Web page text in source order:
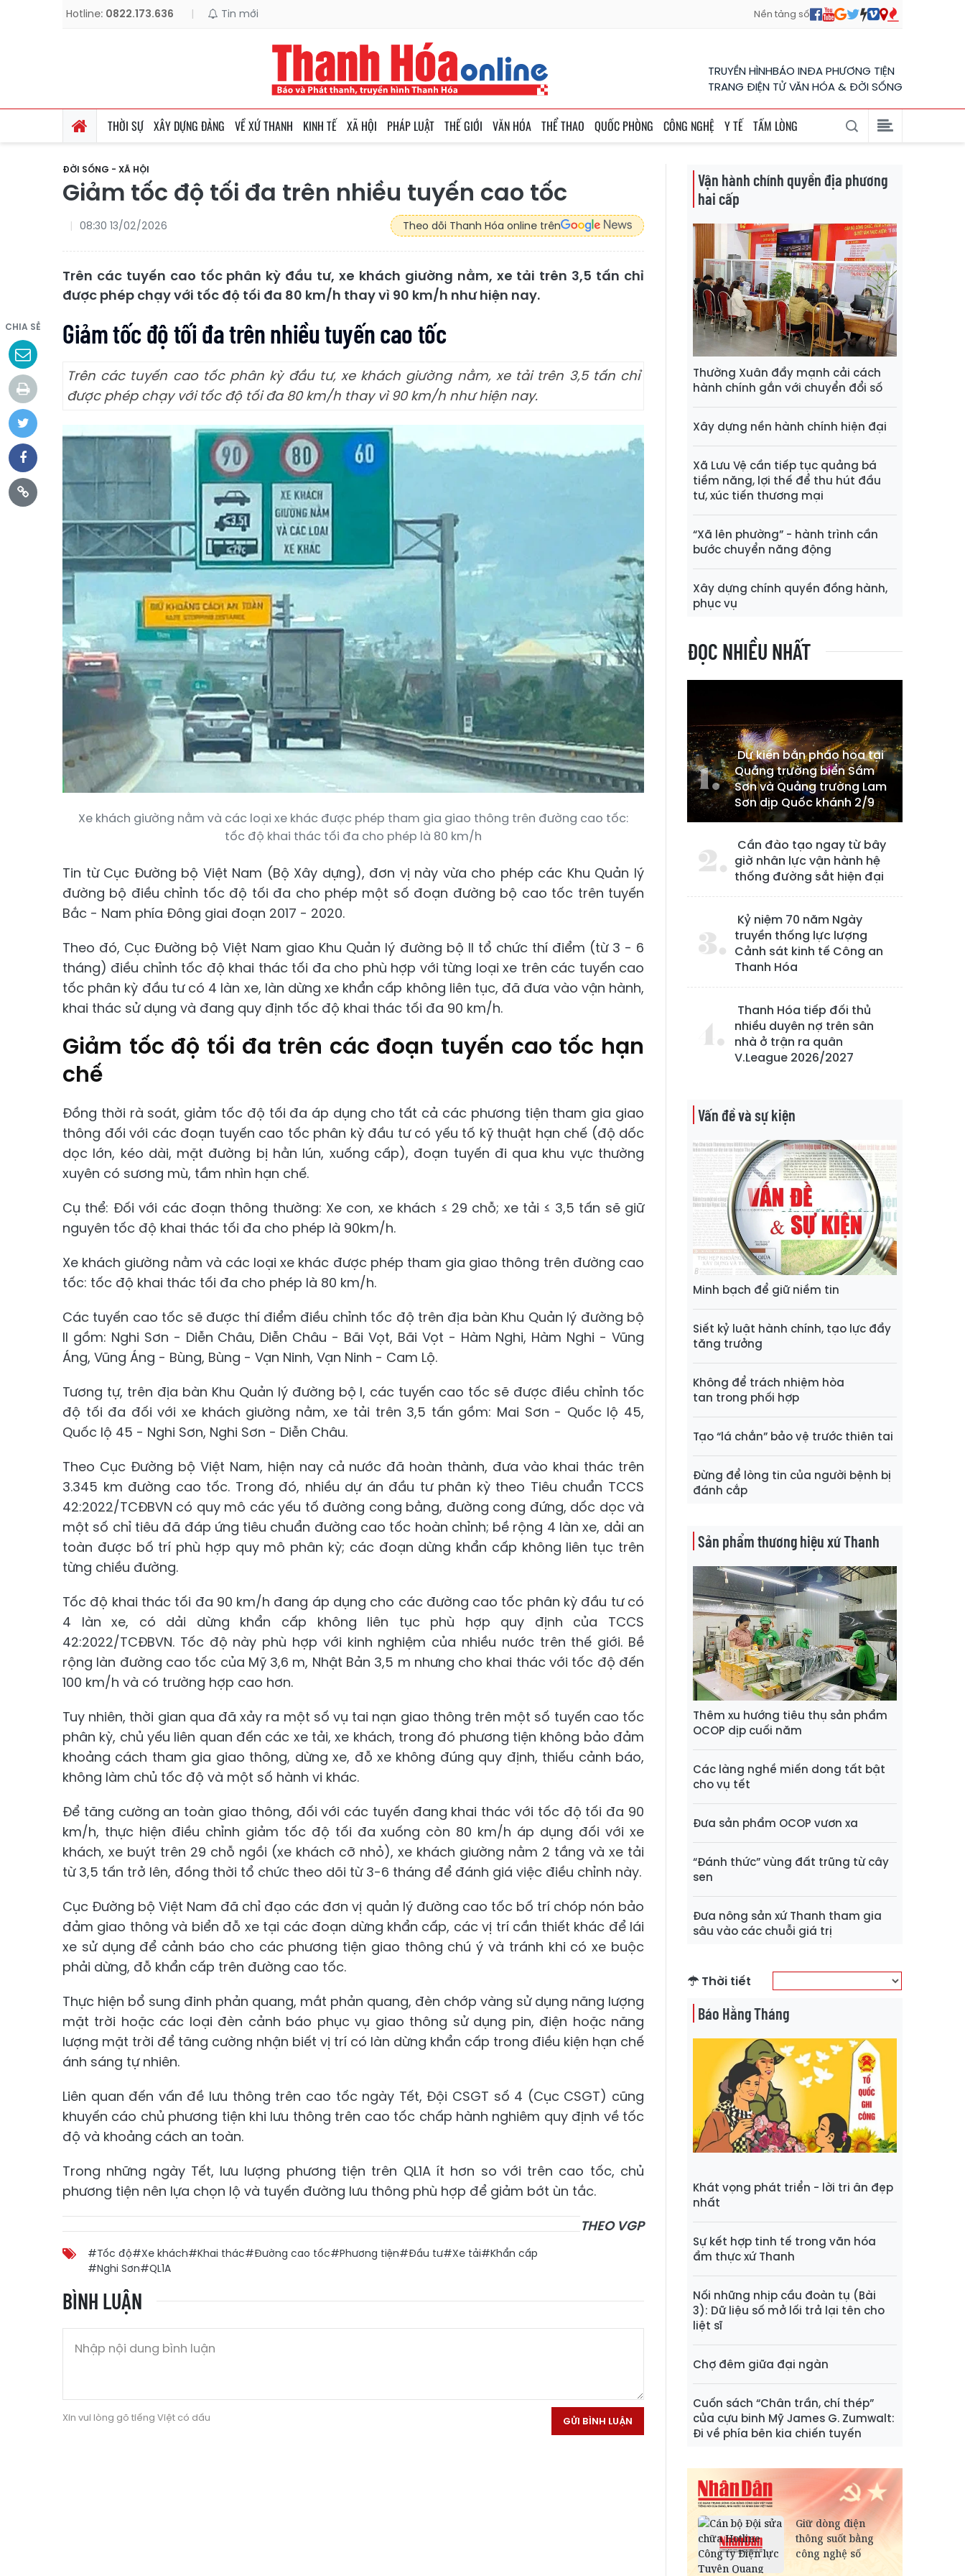
Hotline: 0822.173.636 | Tin mới Nền tảng số
TRUYỀN HÌNHBÁO INĐA PHƯƠNG TIỆN
TRANG ĐIỆN TỬ VĂN HÓA & ĐỜI SỐNG
THỜI SỰ XÂY DỰNG ĐẢNG VỀ XỨ THANH KINH TẾ XÃ HỘI PHÁP LUẬT THẾ GIỚI VĂN HÓA THỂ THAO QUỐC PHÒNG CÔNG NGHỆ Y TẾ TẤM LÒNG
ĐỜI SỐNG - XÃ HỘI
Giảm tốc độ tối đa trên nhiều tuyến cao tốc
08:30 13/02/2026 Theo dõi Thanh Hóa online trên
Trên các tuyến cao tốc phân kỳ đầu tư, xe khách giường nằm, xe tải trên 3,5 tấn chỉ
được phép chạy với tốc độ tối đa 80 km/h thay vì 90 km/h như hiện nay.
CHIA SẺ Giảm tốc độ tối đa trên nhiều tuyến cao tốc
Trên các tuyến cao tốc phân kỳ đầu tư, xe khách giường nằm, xe tải trên 3,5 tấn chỉ
được phép chạy với tốc độ tối đa 80 km/h thay vì 90 km/h như hiện nay.
Xe khách giường nằm và các loại xe khác được phép tham gia giao thông trên đường cao tốc:
tốc độ khai thác tối đa cho phép là 80 km/h
Tin từ Cục Đường bộ Việt Nam (Bộ Xây dựng), đơn vị này vừa cho phép các Khu Quản lý
đường bộ điều chỉnh tốc độ tối đa cho phép một số đoạn đường bộ cao tốc trên tuyến
Bắc - Nam phía Đông giai đoạn 2017 - 2020.
Theo đó, Cục Đường bộ Việt Nam giao Khu Quản lý đường bộ II tổ chức thí điểm (từ 3 - 6
tháng) điều chỉnh tốc độ khai thác tối đa cho phù hợp với từng loại xe trên các tuyến cao
tốc phân kỳ đầu tư có 4 làn xe, làn dừng xe khẩn cấp không liên tục, đã đưa vào vận hành,
khai thác sử dụng và đang quy định tốc độ khai thác tối đa 90 km/h.
Giảm tốc độ tối đa trên các đoạn tuyến cao tốc hạn
chế
Đồng thời rà soát, giảm tốc độ tối đa áp dụng cho tất cả các phương tiện tham gia giao
thông đối với các đoạn tuyến cao tốc phân kỳ đầu tư có yếu tố kỹ thuật hạn chế (độ dốc
dọc lớn, kéo dài, mặt đường bị hằn lún, xuống cấp), đoạn tuyến đi qua khu vực thường
xuyên có sương mù, tầm nhìn hạn chế.
Cụ thể: Đối với các đoạn thông thường: Xe con, xe khách ≤ 29 chỗ; xe tải ≤ 3,5 tấn sẽ giữ
nguyên tốc độ khai thác tối đa cho phép là 90km/h.
Xe khách giường nằm và các loại xe khác được phép tham gia giao thông trên đường cao
tốc: tốc độ khai thác tối đa cho phép là 80 km/h.
Các tuyến cao tốc sẽ được thí điểm điều chỉnh tốc độ trên địa bàn Khu Quản lý đường bộ
II gồm: Nghi Sơn - Diễn Châu, Diễn Châu - Bãi Vọt, Bãi Vọt - Hàm Nghi, Hàm Nghi - Vũng
Áng, Vũng Áng - Bùng, Bùng - Vạn Ninh, Vạn Ninh - Cam Lộ.
Tương tự, trên địa bàn Khu Quản lý đường bộ I, các tuyến cao tốc sẽ được điều chỉnh tốc
độ tối đa đối với xe khách giường nằm, xe tải trên 3,5 tấn gồm: Mai Sơn - Quốc lộ 45,
Quốc lộ 45 - Nghi Sơn, Nghi Sơn - Diễn Châu.
Theo Cục Đường bộ Việt Nam, hiện nay cả nước đã hoàn thành, đưa vào khai thác trên
3.345 km đường cao tốc. Trong đó, nhiều dự án đầu tư phân kỳ theo Tiêu chuẩn TCCS
42:2022/TCĐBVN có quy mô các yếu tố đường cong bằng, đường cong đứng, dốc dọc và
một số chỉ tiêu đã đáp ứng tiêu chuẩn đường cao tốc hoàn chỉnh; bề rộng 4 làn xe, dải an
toàn được bố trí phù hợp quy mô phân kỳ; các đoạn dừng khẩn cấp không liên tục trên
từng chiều đường.
Tốc độ khai thác tối đa 90 km/h đang áp dụng cho các đường cao tốc phân kỳ đầu tư có
4 làn xe, có dải dừng khẩn cấp không liên tục phù hợp quy định của TCCS
42:2022/TCĐBVN. Tốc độ này phù hợp với kinh nghiệm của nhiều nước trên thế giới. Bề
rộng làn đường cao tốc của Mỹ 3,6 m, Nhật Bản 3,5 m nhưng cho khai thác với tốc độ đến
100 km/h và có trường hợp cao hơn.
Tuy nhiên, thời gian qua đã xảy ra một số vụ tai nạn giao thông trên một số tuyến cao tốc
phân kỳ, chủ yếu liên quan đến các xe tải, xe khách, trong đó phương tiện không bảo đảm
khoảng cách tham gia giao thông, dừng xe, đỗ xe không đúng quy định, thiếu cảnh báo,
không làm chủ tốc độ và một số hành vi khác.
Để tăng cường an toàn giao thông, đối với các tuyến đang khai thác với tốc độ tối đa 90
km/h, thực hiện điều chỉnh giảm tốc độ tối đa xuống còn 80 km/h áp dụng đối với xe
khách, xe buýt trên 29 chỗ ngồi (xe khách cỡ nhỏ), xe khách giường nằm 2 tầng và xe tải
từ 3,5 tấn trở lên, đồng thời tổ chức theo dõi từ 3-6 tháng để đánh giá việc điều chỉnh này.
Cục Đường bộ Việt Nam đã chỉ đạo các đơn vị quản lý đường cao tốc bố trí chóp nón bảo
đảm giao thông và biển đỗ xe tại các đoạn dừng khẩn cấp, các vị trí cần thiết khác để lái
xe sử dụng để cảnh báo cho các phương tiện giao thông chú ý và tránh khi có xe buộc
phải dừng, đỗ khẩn cấp trên đường cao tốc.
Thực hiện bổ sung đinh phản quang, mắt phản quang, đèn chớp vàng sử dụng năng lượng
mặt trời hoặc các loại đèn cảnh báo phục vụ giao thông sử dụng pin, điện hoặc năng
lượng mặt trời để tăng cường nhận biết vị trí có làn dừng khẩn cấp trong điều kiện hạn chế
ánh sáng tự nhiên.
Liên quan đến vấn đề lưu thông trên cao tốc ngày Tết, Đội CSGT số 4 (Cục CSGT) cũng
khuyến cáo chủ phương tiện khi lưu thông trên cao tốc chấp hành nghiêm quy định về tốc
độ và khoảng cách an toàn.
Trong những ngày Tết, lưu lượng phương tiện trên QL1A ít hơn so với trên cao tốc, chủ
phương tiện nên lựa chọn lộ và tuyến đường lưu thông phù hợp để giảm bớt ùn tắc.
THEO VGP
#Tốc độ#Xe khách#Khai thác#Đường cao tốc#Phương tiện#Đầu tư#Xe tải#Khẩn cấp
#Nghi Sơn#QL1A
BÌNH LUẬN
Xin vui lòng gõ tiếng Việt có dấu GỬI BÌNH LUẬN
Vận hành chính quyền địa phương
hai cấp
Thường Xuân đẩy mạnh cải cách
hành chính gắn với chuyển đổi số
Xây dựng nền hành chính hiện đại
Xã Lưu Vệ cần tiếp tục quảng bá
tiềm năng, lợi thế để thu hút đầu
tư, xúc tiến thương mại
“Xã lên phường” - hành trình cần
bước chuyển năng động
Xây dựng chính quyền đồng hành,
phục vụ
ĐỌC NHIỀU NHẤT
Dự kiến bắn pháo hoa tại
Quảng trường biển Sầm
Sơn và Quảng trường Lam
Sơn dịp Quốc khánh 2/9
Cần đào tạo ngay từ bây
giờ nhân lực vận hành hệ
thống đường sắt hiện đại
Kỷ niệm 70 năm Ngày
truyền thống lực lượng
Cảnh sát kinh tế Công an
Thanh Hóa
Thanh Hóa tiếp đối thủ
nhiều duyên nợ trên sân
nhà ở trận ra quân
V.League 2026/2027
Vấn đề và sự kiện
Minh bạch để giữ niềm tin
Siết kỷ luật hành chính, tạo lực đẩy
tăng trưởng
Không để trách nhiệm hòa
tan trong phối hợp
Tạo “lá chắn” bảo vệ trước thiên tai
Đừng để lòng tin của người bệnh bị
đánh cắp
Sản phẩm thương hiệu xứ Thanh
Thêm xu hướng tiêu thụ sản phẩm
OCOP dịp cuối năm
Các làng nghề miến dong tất bật
cho vụ tết
Đưa sản phẩm OCOP vươn xa
“Đánh thức” vùng đất trũng từ cây
sen
Đưa nông sản xứ Thanh tham gia
sâu vào các chuỗi giá trị
Thời tiết
Báo Hằng Tháng
Khát vọng phát triển - lời tri ân đẹp
nhất
Sự kết hợp tinh tế trong văn hóa
ẩm thực xứ Thanh
Nối những nhịp cầu đoàn tụ (Bài
3): Dữ liệu số mở lối trả lại tên cho
liệt sĩ
Chợ đêm giữa đại ngàn
Cuốn sách “Chân trần, chí thép”
của cựu binh Mỹ James G. Zumwalt:
Đi về phía bên kia chiến tuyến